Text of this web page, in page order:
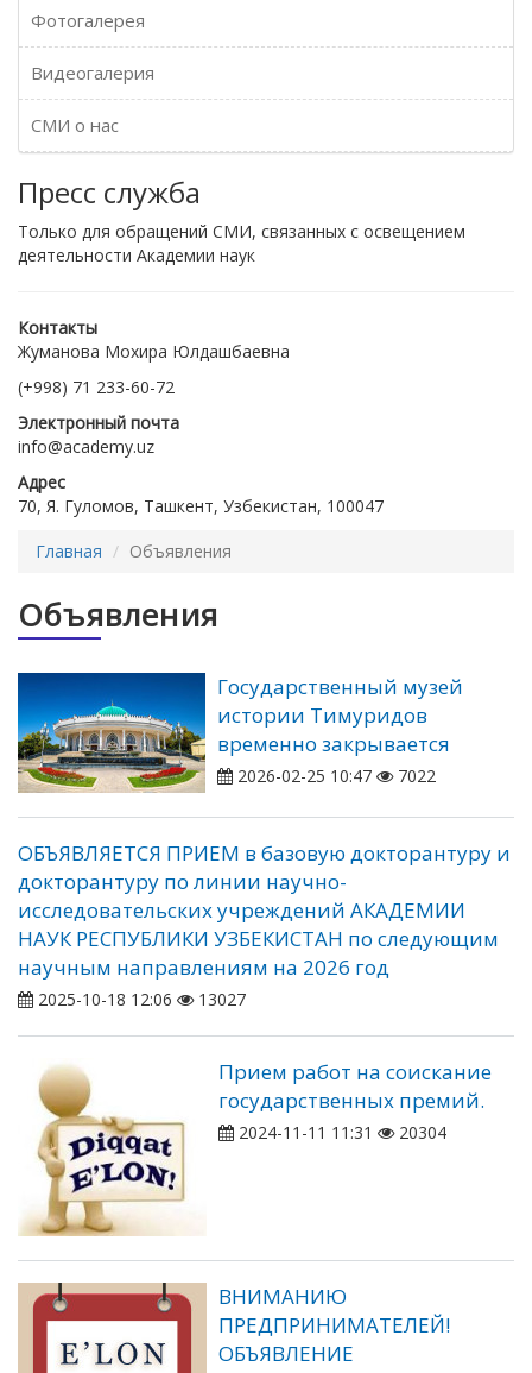
Фотогалерея
Видеогалерия
СМИ о нас
Пресс служба
Только для обращений СМИ, связанных с освещением
деятельности Академии наук
Контакты
Жуманова Мохира Юлдашбаевна
(+998) 71 233-60-72
Электронный почта
info@academy.uz
Адрес
70, Я. Гуломов, Ташкент, Узбекистан, 100047
Главная
Объявления
Объявления
Государственный музей
истории Тимуридов
временно закрывается
2026-02-25 10:47 7022
ОБЪЯВЛЯЕТСЯ ПРИЕМ в базовую докторантуру и
докторантуру по линии научно-
исследовательских учреждений АКАДЕМИИ
НАУК РЕСПУБЛИКИ УЗБЕКИСТАН по следующим
научным направлениям на 2026 год
2025-10-18 12:06 13027
Прием работ на соискание
государственных премий.
2024-11-11 11:31 20304
ВНИМАНИЮ
ПРЕДПРИНИМАТЕЛЕЙ!
ОБЪЯВЛЕНИЕ